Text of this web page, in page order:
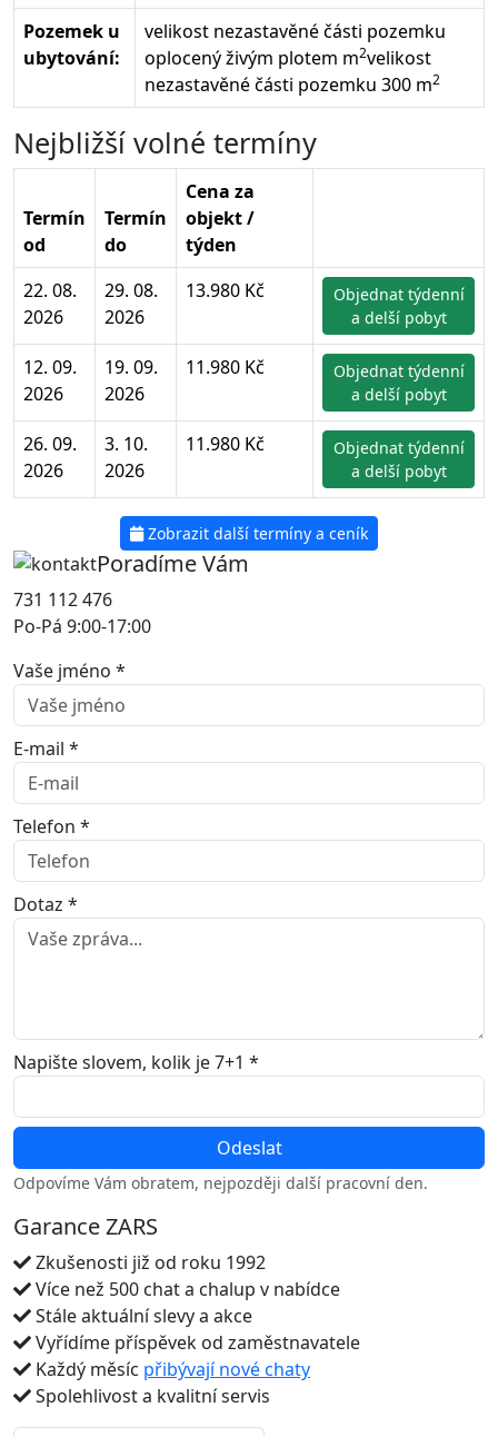
Pozemek u
ubytování:
velikost nezastavěné části pozemku
oplocený živým plotem m2velikost
nezastavěné části pozemku 300 m2
Nejbližší volné termíny
Termín
od
Termín
do
Cena za
objekt /
týden
22. 08.
2026
29. 08.
2026
13.980 Kč
Objednat týdenní
a delší pobyt
12. 09.
2026
19. 09.
2026
11.980 Kč
Objednat týdenní
a delší pobyt
26. 09.
2026
3. 10.
2026
11.980 Kč
Objednat týdenní
a delší pobyt
Zobrazit další termíny a ceník
Poradíme Vám
731 112 476
Po-Pá 9:00-17:00
Vaše jméno *
E-mail *
Telefon *
Dotaz *
Napište slovem, kolik je 7+1 *
Odpovíme Vám obratem, nejpozději další pracovní den.
Garance ZARS
Zkušenosti již od roku 1992
Více než 500 chat a chalup v nabídce
Stále aktuální slevy a akce
Vyřídíme příspěvek od zaměstnavatele
Každý měsíc přibývají nové chaty
Spolehlivost a kvalitní servis